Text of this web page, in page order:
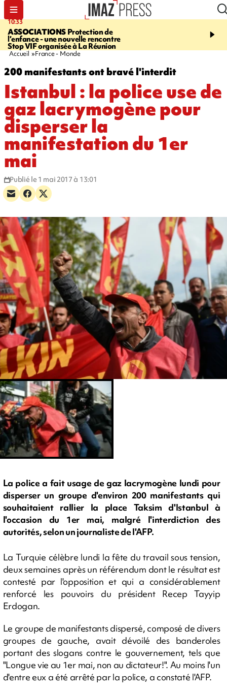
10:33
ASSOCIATIONSProtection de
l’enfance - une nouvelle rencontre
Stop VIF organisée à La Réunion
15:03
Vaste feu
l'ouest du pays, 20.000
Accueil France - Monde
200 manifestants ont bravé l'interdit
Istanbul : la police use de
gaz lacrymogène pour
disperser la
manifestation du 1er
mai
Publié le 1 mai 2017 à 13:01
La police a fait usage de gaz lacrymogène lundi pour
disperser un groupe d'environ 200 manifestants qui
souhaitaient rallier la place Taksim d'Istanbul à
l'occasion du 1er mai, malgré l'interdiction des
autorités, selon un journaliste de l'AFP.
La Turquie célèbre lundi la fête du travail sous tension,
deux semaines après un référendum dont le résultat est
contesté par l'opposition et qui a considérablement
renforcé les pouvoirs du président Recep Tayyip
Erdogan.
Le groupe de manifestants dispersé, composé de divers
groupes de gauche, avait dévoilé des banderoles
portant des slogans contre le gouvernement, tels que
"Longue vie au 1er mai, non au dictateur!". Au moins l'un
d'entre eux a été arrêté par la police, a constaté l'AFP.